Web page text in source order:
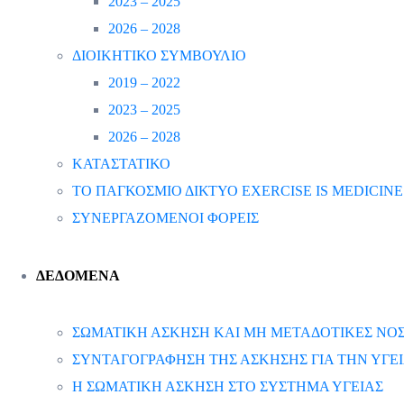
2026 – 2028
ΔΙΟΙΚΗΤΙΚΟ ΣΥΜΒΟΥΛΙΟ
2019 – 2022
2023 – 2025
2026 – 2028
ΚΑΤΑΣΤΑΤΙΚΟ
ΤΟ ΠΑΓΚΟΣΜΙΟ ΔΙΚΤΥΟ EXERCISE IS MEDICINE
ΣΥΝΕΡΓΑΖΟΜΕΝΟΙ ΦΟΡΕΙΣ
ΔΕΔΟΜΕΝΑ
ΣΩΜΑΤΙΚΗ ΑΣΚΗΣΗ ΚΑΙ ΜΗ ΜΕΤΑΔΟΤΙΚΕΣ
ΣΥΝΤΑΓΟΓΡΑΦΗΣΗ ΤΗΣ ΑΣΚΗΣΗΣ ΓΙΑ ΤΗΝ
Η ΣΩΜΑΤΙΚΗ ΑΣΚΗΣΗ ΣΤΟ ΣΥΣΤΗΜΑ ΥΓΕΙΑΣ